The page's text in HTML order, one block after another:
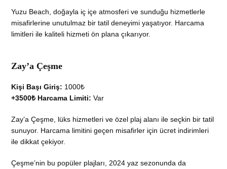
Yuzu Beach, doğayla iç içe atmosferi ve sunduğu hizmetlerle
misafirlerine unutulmaz bir tatil deneyimi yaşatıyor. Harcama
limitleri ile kaliteli hizmeti ön plana çıkarıyor.
Zay’a Çeşme
Kişi Başı Giriş: 1000₺
+3500₺ Harcama Limiti: Var
Zay’a Çeşme, lüks hizmetleri ve özel plaj alanı ile seçkin bir tatil
sunuyor. Harcama limitini geçen misafirler için ücret indirimleri
ile dikkat çekiyor.
Çeşme’nin bu popüler plajları, 2024 yaz sezonunda da